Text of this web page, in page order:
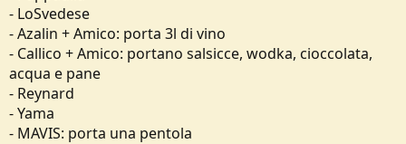
- LoSvedese
- Azalin + Amico: porta 3l di vino
- Callico + Amico: portano salsicce, wodka, cioccolata,
acqua e pane
- Reynard
- Yama
- MAVIS: porta una pentola